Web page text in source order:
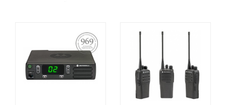
ПОСТАНОВЛЕНИЕ
969